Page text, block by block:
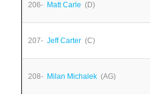
206- Matt Carle (D)
207- Jeff Carter (C)
208- Milan Michalek (AG)